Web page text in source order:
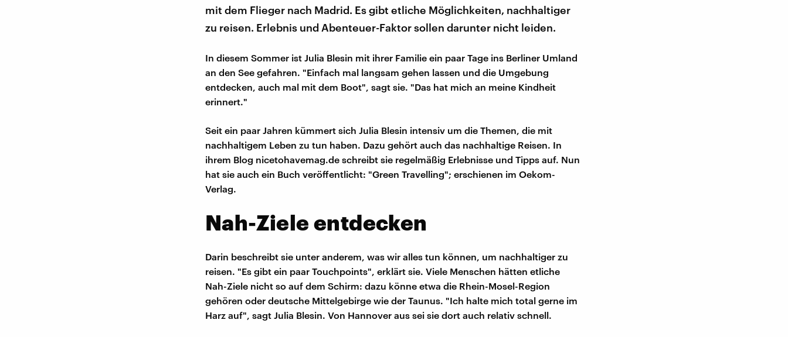
mit dem Flieger nach Madrid. Es gibt etliche Möglichkeiten, nachhaltiger
zu reisen. Erlebnis und Abenteuer-Faktor sollen darunter nicht leiden.
In diesem Sommer ist Julia Blesin mit ihrer Familie ein paar Tage ins Berliner Umland
an den See gefahren. "Einfach mal langsam gehen lassen und die Umgebung
entdecken, auch mal mit dem Boot", sagt sie. "Das hat mich an meine Kindheit
erinnert."
Seit ein paar Jahren kümmert sich Julia Blesin intensiv um die Themen, die mit
nachhaltigem Leben zu tun haben. Dazu gehört auch das nachhaltige Reisen. In
ihrem Blog nicetohavemag.de schreibt sie regelmäßig Erlebnisse und Tipps auf. Nun
hat sie auch ein Buch veröffentlicht: "Green Travelling"; erschienen im Oekom-
Verlag.
Nah-Ziele entdecken
Darin beschreibt sie unter anderem, was wir alles tun können, um nachhaltiger zu
reisen. "Es gibt ein paar Touchpoints", erklärt sie. Viele Menschen hätten etliche
Nah-Ziele nicht so auf dem Schirm: dazu könne etwa die Rhein-Mosel-Region
gehören oder deutsche Mittelgebirge wie der Taunus. "Ich halte mich total gerne im
Harz auf", sagt Julia Blesin. Von Hannover aus sei sie dort auch relativ schnell.